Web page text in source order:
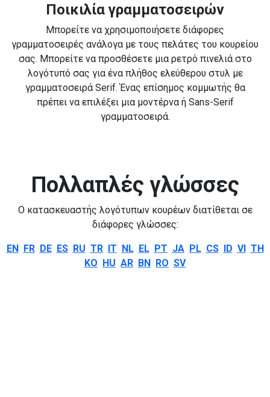
Ποικιλία γραμματοσειρών
Μπορείτε να χρησιμοποιήσετε διάφορες
γραμματοσειρές ανάλογα με τους πελάτες του κουρείου
σας. Μπορείτε να προσθέσετε μια ρετρό πινελιά στο
λογότυπό σας για ένα πλήθος ελεύθερου στυλ με
γραμματοσειρά Serif. Ένας επίσημος κομμωτής θα
πρέπει να επιλέξει μια μοντέρνα ή Sans-Serif
γραμματοσειρά.
Πολλαπλές γλώσσες
Ο κατασκευαστής λογότυπων κουρέων διατίθεται σε
διάφορες γλώσσες:
EN FR DE ES RU TR IT NL EL PT JA PL CS ID VI TH
KO HU AR BN RO SV